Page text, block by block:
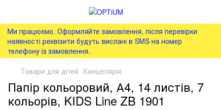
Ми працюємо. Оформляйте замовлення, після перевірки
наявності реквізити будуть вислані в SMS на номер
телефону із замовлення.
Товари для дітей Канцелярія
Папір кольоровий, А4, 14 листів, 7
кольорів, KIDS Line ZB 1901